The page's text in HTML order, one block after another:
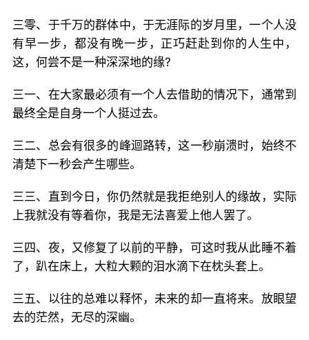
三零、于千万的群体中，于无涯际的岁月里，一个人没
有早一步，都没有晚一步，正巧赶赴到你的人生中，
这，何尝不是一种深深地的缘?
三一、在大家最必须有一个人去借助的情况下，通常到
最终全是自身一个人挺过去。
三二、总会有很多的峰迴路转，这一秒崩溃时，始终不
清楚下一秒会产生哪些。
三三、直到今日，你仍然就是我拒绝别人的缘故，实际
上我就没有等着你，我是无法喜爱上他人罢了。
三四、夜，又修复了以前的平静，可这时我从此睡不着
了，趴在床上，大粒大颗的泪水滴下在枕头套上。
三五、以往的总难以释怀，未来的却一直将来。放眼望
去的茫然，无尽的深幽。